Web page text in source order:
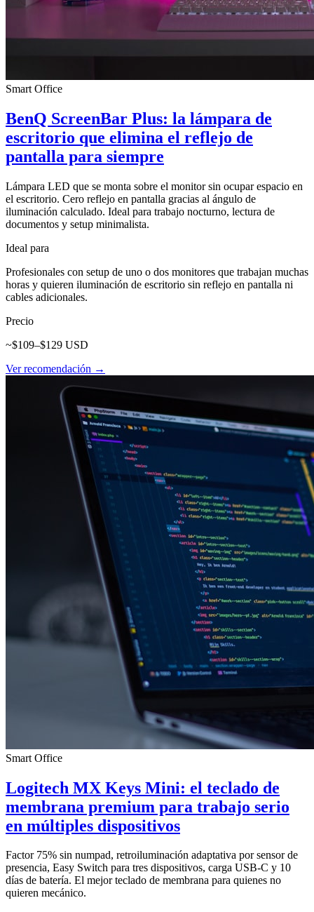
Smart Office
BenQ ScreenBar Plus: la lámpara de
escritorio que elimina el reflejo de
pantalla para siempre
Lámpara LED que se monta sobre el monitor sin ocupar espacio en
el escritorio. Cero reflejo en pantalla gracias al ángulo de
iluminación calculado. Ideal para trabajo nocturno, lectura de
documentos y setup minimalista.
Ideal para
Profesionales con setup de uno o dos monitores que trabajan muchas
horas y quieren iluminación de escritorio sin reflejo en pantalla ni
cables adicionales.
Precio
~$109–$129 USD
Ver recomendación →
Smart Office
Logitech MX Keys Mini: el teclado de
membrana premium para trabajo serio
en múltiples dispositivos
Factor 75% sin numpad, retroiluminación adaptativa por sensor de
presencia, Easy Switch para tres dispositivos, carga USB-C y 10
días de batería. El mejor teclado de membrana para quienes no
quieren mecánico.